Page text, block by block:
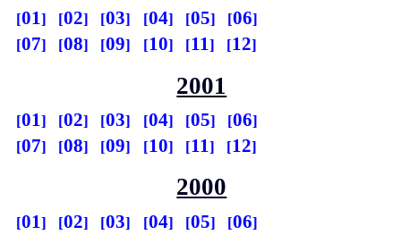
01 02 03 04 05
06
07
08 09 10 11 12
2001
01 02 03 04 05
06
07
08 09 10 11 12
2000
01 02 03 04 05 06